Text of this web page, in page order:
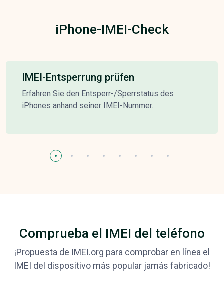
iPhone-IMEI-Check
IMEI-Entsperrung prüfen
Erfahren Sie den Entsperr-/Sperrstatus des
iPhones anhand seiner IMEI-Nummer.
Comprueba el IMEI del teléfono
¡Propuesta de IMEI.org para comprobar en línea el
IMEI del dispositivo más popular jamás fabricado!